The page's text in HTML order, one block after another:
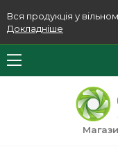
Вся продукція у
Докладніше